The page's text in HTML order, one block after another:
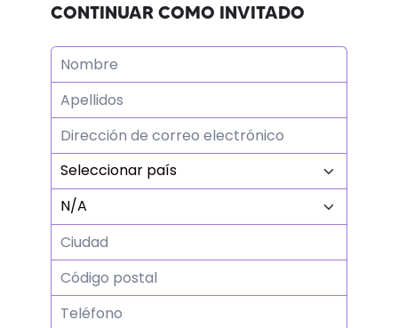
CONTINUAR COMO INVITADO